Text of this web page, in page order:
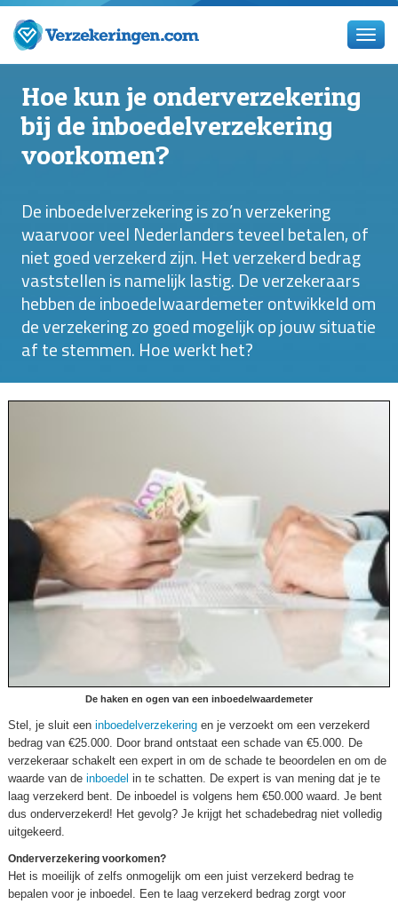
Hoe kun je onderverzekering
bij de inboedelverzekering
voorkomen?
De inboedelverzekering is zo’n verzekering
waarvoor veel Nederlanders teveel betalen, of
niet goed verzekerd zijn. Het verzekerd bedrag
vaststellen is namelijk lastig. De verzekeraars
hebben de inboedelwaardemeter ontwikkeld om
de verzekering zo goed mogelijk op jouw situatie
af te stemmen. Hoe werkt het?
De haken en ogen van een inboedelwaardemeter
Stel, je sluit een inboedelverzekering en je verzoekt om een verzekerd
bedrag van €25.000. Door brand ontstaat een schade van €5.000. De
verzekeraar schakelt een expert in om de schade te beoordelen en om de
waarde van de inboedel in te schatten. De expert is van mening dat je te
laag verzekerd bent. De inboedel is volgens hem €50.000 waard. Je bent
dus onderverzekerd! Het gevolg? Je krijgt het schadebedrag niet volledig
uitgekeerd.
Onderverzekering voorkomen?
Het is moeilijk of zelfs onmogelijk om een juist verzekerd bedrag te
bepalen voor je inboedel. Een te laag verzekerd bedrag zorgt voor